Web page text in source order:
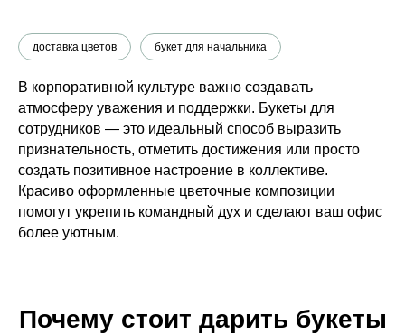
доставка цветов букет для начальника
В корпоративной культуре важно создавать
атмосферу уважения и поддержки. Букеты для
сотрудников — это идеальный способ выразить
признательность, отметить достижения или просто
создать позитивное настроение в коллективе.
Красиво оформленные цветочные композиции
помогут укрепить командный дух и сделают ваш офис
более уютным.
Почему стоит дарить букеты